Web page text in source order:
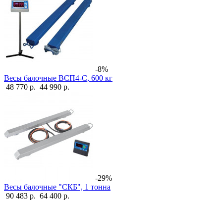
-8%
Весы балочные ВСП4-С, 600 кг
48 770 р. 44 990 р.
-29%
Весы балочные "СКБ", 1 тонна
90 483 р. 64 400 р.